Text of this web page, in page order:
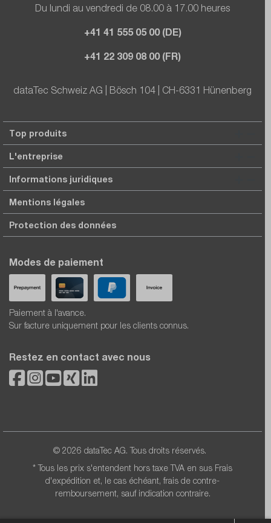
Du lundi au vendredi de 08.00 à 17.00 heures
+41 41 555 05 00 (DE)
+41 22 309 08 00 (FR)
dataTec Schweiz AG | Bösch 104 | CH-6331 Hünenberg
Top produits
L'entreprise
Informations juridiques
Mentions légales
Protection des données
Modes de paiement
Paiement à l'avance.
Sur facture uniquement pour les clients connus.
Restez en contact avec nous
© 2026 dataTec AG. Tous droits réservés.
* Tous les prix s'entendent hors taxe TVA en sus Frais
d'expédition et, le cas échéant, frais de contre-
remboursement, sauf indication contraire.